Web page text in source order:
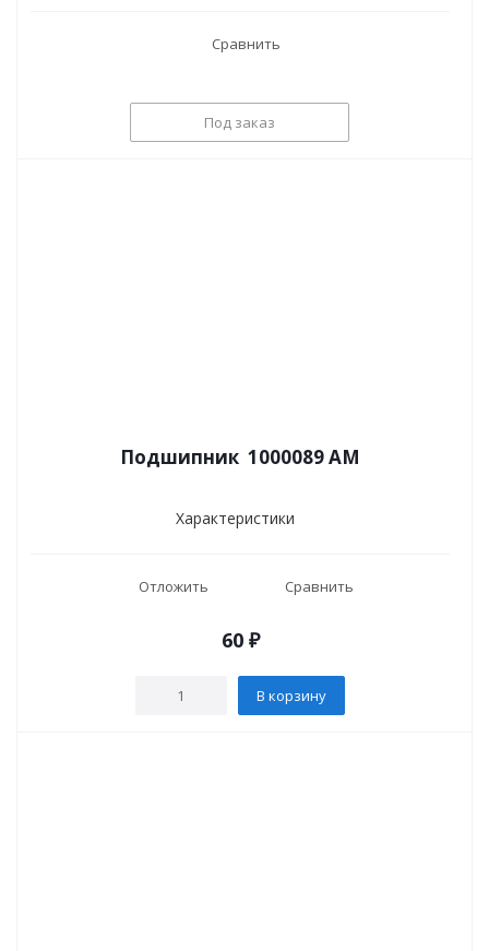
Сравнить
Под заказ
Подшипник 1000089 AM
Характеристики
Отложить Сравнить
60 ₽
В корзину